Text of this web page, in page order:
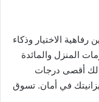
الاختيار وذكاء
المنزل والمائدة
لك أقصى درجات
في أمان. تسوق